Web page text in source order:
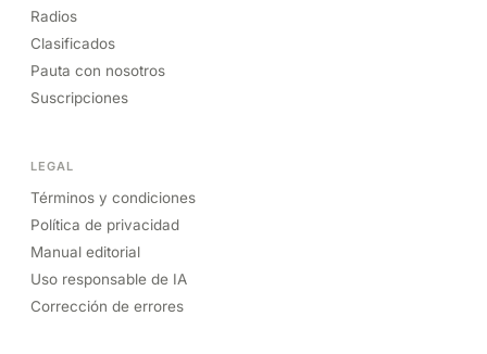
Radios
Clasificados
Pauta con nosotros
Suscripciones
LEGAL
Términos y condiciones
Política de privacidad
Manual editorial
Uso responsable de IA
Corrección de errores